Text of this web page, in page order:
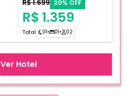
R$ 1.699 20% OFF
R$ 1.359
Total 01• 01• 02
Ver Hotel